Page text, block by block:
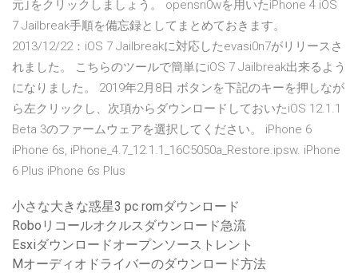
元｣をクリックしましょう。 opensn0wを用いたiPhone 4 iOS
7 Jailbreak手順を備忘録としてまとめておきます。
2013/12/22：iOS 7 Jailbreakに対応したevasi0n7がリリースさ
れました。 こちらのツールで簡単にiOS 7 Jailbreak出来るよう
になりました。 2019年2月8日 ボタンを下記のキーを押しなが
ら左クリックし、次項からダウンロードしておいたiOS 12.1.1
Beta 3のファームウェアを選択してください。 iPhone 6
iPhone 6s, iPhone_4.7_12.1.1_16C5050a_Restore.ipsw. iPhone
6 Plus iPhone 6s Plus
小さな大きな惑星3 pc romダウンロード
Roboリコールオクルスダウンロード急流
Esxiダウンロードオープンソーストレント
Mオーディオドライバーのダウンロード方法